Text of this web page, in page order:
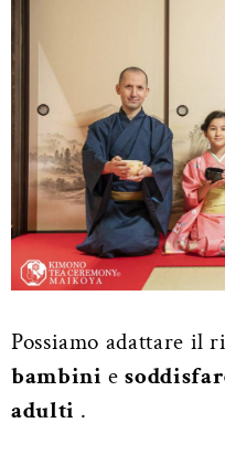
Possiamo adattare il
bambini e
adulti .